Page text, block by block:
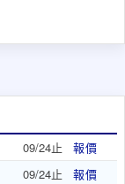
09/24止 報價
09/24止 報價